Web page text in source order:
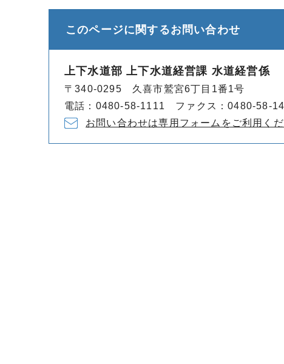
このページに関するお問い合わせ
上下水道部 上下水道経営課 水道経営係
〒340-0295 久喜市鷲宮6丁目1番1号
電話：0480-58-1111 ファクス：0480-58-
お問い合わせは専用フォームをご利用くだ